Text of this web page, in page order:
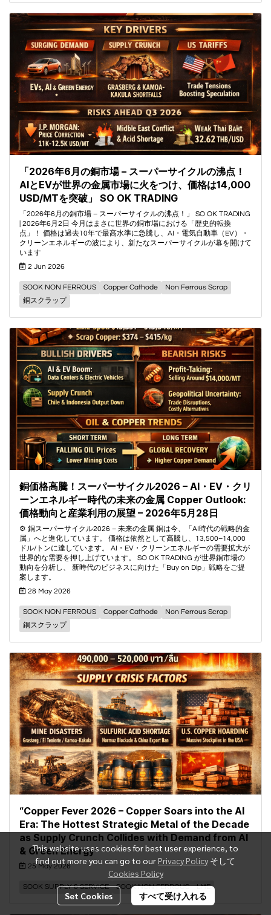
「2026年6月の銅市場 – スーパーサイクルの沸点！
AIとEVが世界の金属市場に火をつけ、価格は14,000
USD/MTを突破」 SO OK TRADING
「2026年6月の銅市場 – スーパーサイクルの沸点！」 SO OK TRADING
| 2026年6月2日 今月はまさに世界の銅市場における「歴史的転換
点」！ 価格は過去10年で最高水準に急騰し、AI・電気自動車（EV）・
クリーンエネルギーの波により、新たなスーパーサイクルが幕を開けて
います
2 Jun 2026
SOOK NON FERROUS Copper Cathode
Non Ferrous Scrap
銅スクラップ
銅価格高騰！スーパーサイクル2026 – AI・EV・クリ
ーンエネルギー時代の未来の金属 Copper Outlook:
価格動向と産業利用の展望 – 2026年5月28日
⚙️ 銅スーパーサイクル2026 – 未来の金属 銅は今、「AI時代の戦略的金
属」へと進化しています。 価格は依然として高騰し、13,500–14,000
ドル/トンに達しています。 AI・EV・クリーンエネルギーの需要拡大が
世界的な需要を押し上げています。 SO OK TRADING が世界銅市場の
動向を分析し、 新時代のビジネスに向けた「Buy on Dip」戦略をご提
案します。
28 May 2026
SOOK NON FERROUS Copper Cathode
Non Ferrous Scrap
銅スクラップ
“Copper Fever 2026 – Copper Soars into the AI
Era: The Hottest Strategic Metal of the Decade
as Supply Crunch Collides with Demand from AI
& Green Energy”
25 May 2026
SOOK SUPPLY & SERVICE SOOK NON FERROUS LME
This website uses cookies for best user experience, to
find out more you can go to ourPrivacy Policy そして
Cookies Policy
Set Cookies すべて受け入れる